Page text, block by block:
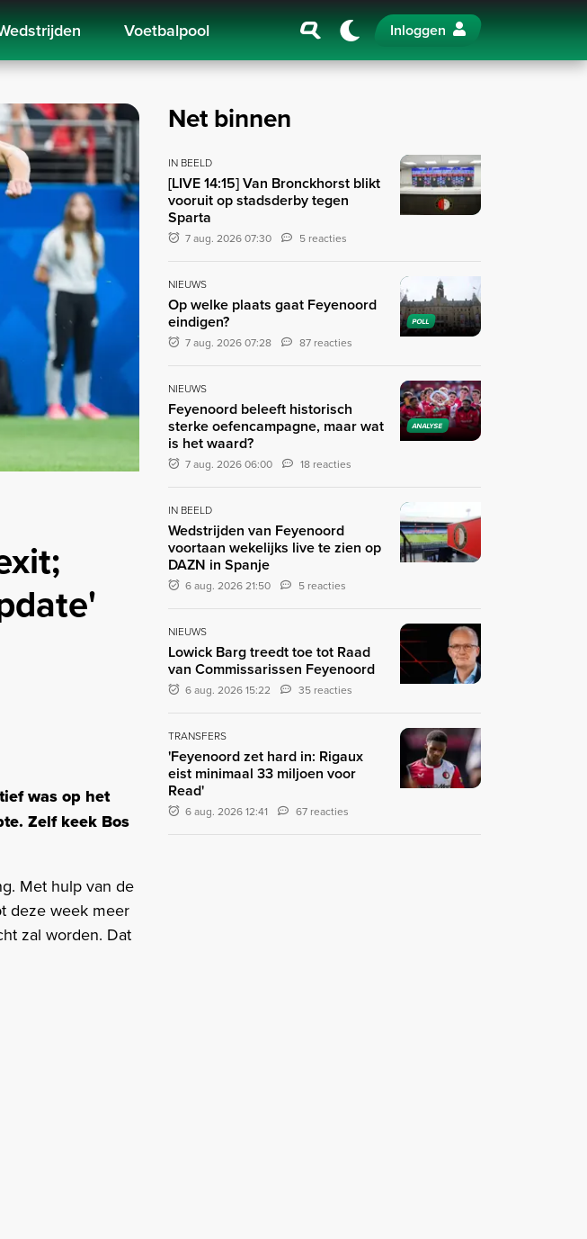
Voetbalpool Inloggen
was op het
Zelf keek Bos
Met hulp van de
deze week meer
zal worden. Dat
Net binnen
IN BEELD
[LIVE 14:15] Van Bronckhorst blikt
vooruit op stadsderby tegen
Sparta
7 aug. 2026 07:30 5 reacties
POLL
NIEUWS
Op welke plaats gaat Feyenoord
eindigen?
7 aug. 2026 07:28 87 reacties
ANALYSE
NIEUWS
Feyenoord beleeft historisch
sterke oefencampagne, maar wat
is het waard?
7 aug. 2026 06:00 18 reacties
IN BEELD
Wedstrijden van Feyenoord
voortaan wekelijks live te zien op
DAZN in Spanje
6 aug. 2026 21:50 5 reacties
NIEUWS
Lowick Barg treedt toe tot Raad
van Commissarissen Feyenoord
6 aug. 2026 15:22 35 reacties
TRANSFERS
'Feyenoord zet hard in: Rigaux
eist minimaal 33 miljoen voor
Read'
6 aug. 2026 12:41 67 reacties